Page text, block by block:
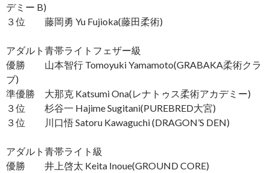
デミー B)
３位 藤岡勇 Yu Fujioka(藤田柔術)
アダルト青帯ライトフェザー級
優勝 山本智行 Tomoyuki Yamamoto(GRABAKA柔術クラ
ブ)
準優勝 大那克 Katsumi Ona(レナトゥス柔術アカデミー)
３位 杉谷一 Hajime Sugitani(PUREBRED大宮)
３位 川口悟 Satoru Kawaguchi (DRAGON’S DEN)
アダルト青帯ライト級
優勝 井上啓太 Keita Inoue(GROUND CORE)